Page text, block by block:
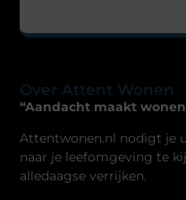
Over Attent Wonen
“Aandacht maakt
Attentwonen.nl nodigt je
naar je leefomgeving te
alledaagse verrijken.